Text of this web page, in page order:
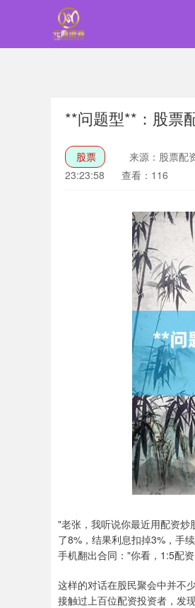
**问题型**：股票
股票 来源：股票配
23:23:58
查看：116
"老张，我听说你最近用配资
了8%，结果利息扣掉3%，手
手机翻出合同："你看，1:5配
这样的对话在股民聚会中并不
接触过上百位配资投资者，发